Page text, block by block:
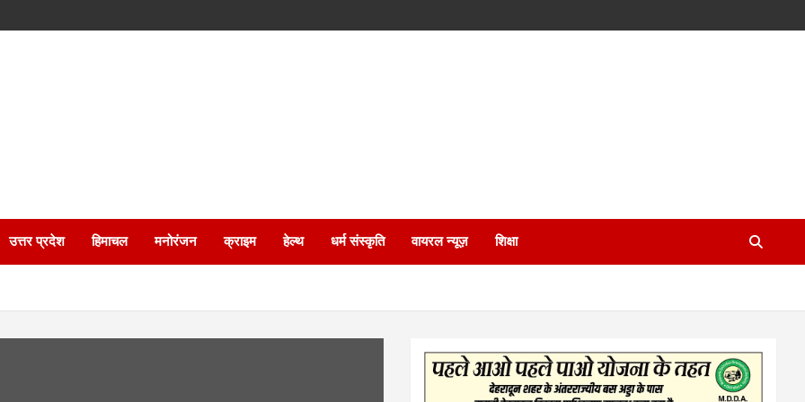
उत्तर प्रदेश हिमाचल मनोरंजन क्राइम हेल्थ धर्म संस्कृति वायरल न्यूज़ शिक्षा